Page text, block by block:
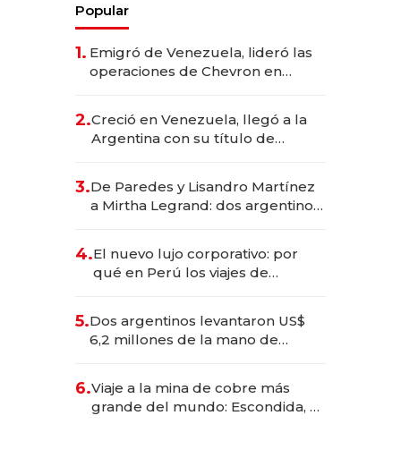
Popular
1. Emigró de Venezuela, lideró las
operaciones de Chevron en
2.Creció en Venezuela, llegó a la
Argentina con su título de
las marcas "fast premium"
3.De Paredes y Lisandro Martínez
a Mirtha Legrand: dos argentinos
4.El nuevo lujo corporativo: por
qué en Perú los viajes de
transformadoras
5.Dos argentinos levantaron US$
6,2 millones de la mano de
6.Viaje a la mina de cobre más
grande del mundo: Escondida, el